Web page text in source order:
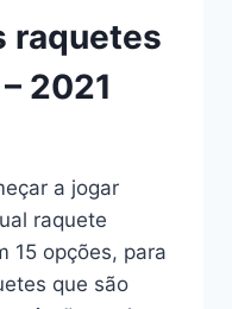
raquetes
2021
a jogar
raquete
15 opções, para
que são